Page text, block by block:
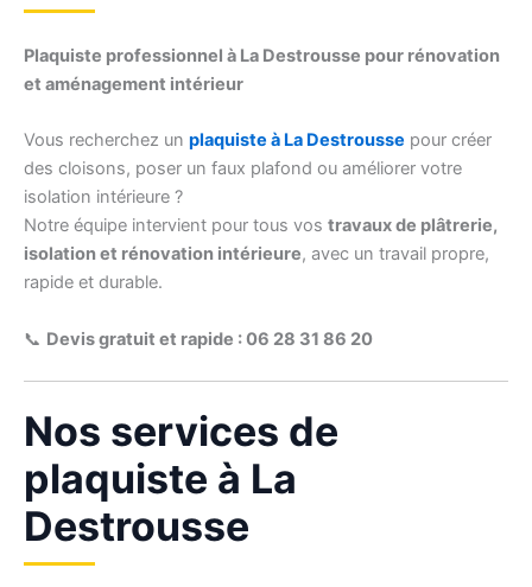
Plaquiste professionnel à La Destrousse pour rénovation
et aménagement intérieur
Vous recherchez un plaquiste à La Destrousse pour créer
des cloisons, poser un faux plafond ou améliorer votre
isolation intérieure ?
Notre équipe intervient pour tous vos travaux de plâtrerie,
isolation et rénovation intérieure, avec un travail propre,
rapide et durable.
📞 Devis gratuit et rapide : 06 28 31 86 20
Nos services de
plaquiste à La
Destrousse